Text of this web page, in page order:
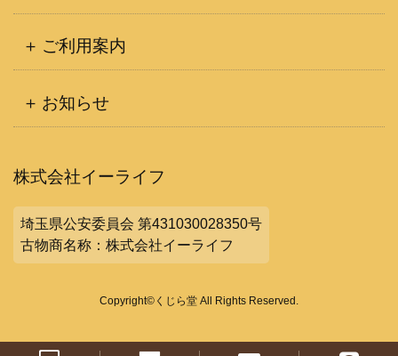
ご利用案内
お知らせ
株式会社イーライフ
埼玉県公安委員会 第431030028350号
古物商名称：株式会社イーライフ
Copyright©くじら堂 All Rights Reserved.